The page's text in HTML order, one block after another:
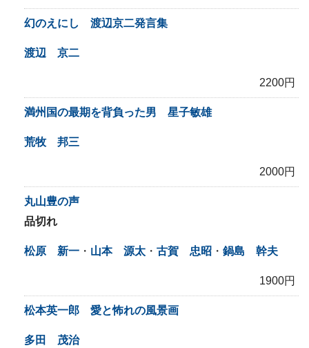
幻のえにし 渡辺京二発言集
渡辺 京二
2200円
満州国の最期を背負った男 星子敏雄
荒牧 邦三
2000円
丸山豊の声
品切れ
松原 新一 ・ 山本 源太 ・ 古賀 忠昭 ・ 鍋島 幹夫
1900円
松本英一郎 愛と怖れの風景画
多田 茂治